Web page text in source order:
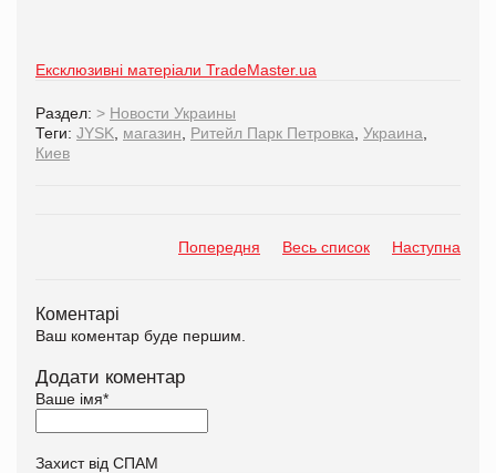
Ексклюзивні матеріали TradeMaster.ua
Раздел: > Новости Украины
Теги: JYSK магазин Ритейл Парк Петровка Украина
Киев
Попередня Весь список Наступна
Коментарі
Ваш коментар буде першим.
Додати коментар
Ваше імя*
Захист від СПАМ